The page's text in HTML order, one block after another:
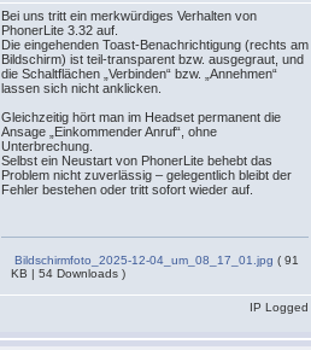
Bei uns tritt ein merkwürdiges Verhalten von
PhonerLite 3.32 auf.
Die eingehenden Toast-Benachrichtigung (rechts am
Bildschirm) ist teil-transparent bzw. ausgegraut, und
die Schaltflächen „Verbinden“ bzw. „Annehmen“
lassen sich nicht anklicken.
Gleichzeitig hört man im Headset permanent die
Ansage „Einkommender Anruf“, ohne
Unterbrechung.
Selbst ein Neustart von PhonerLite behebt das
Problem nicht zuverlässig – gelegentlich bleibt der
Fehler bestehen oder tritt sofort wieder auf.
Bildschirmfoto_2025-12-04_um_08_17_01.jpg ( 91
KB | 54 Downloads )
IP Logged